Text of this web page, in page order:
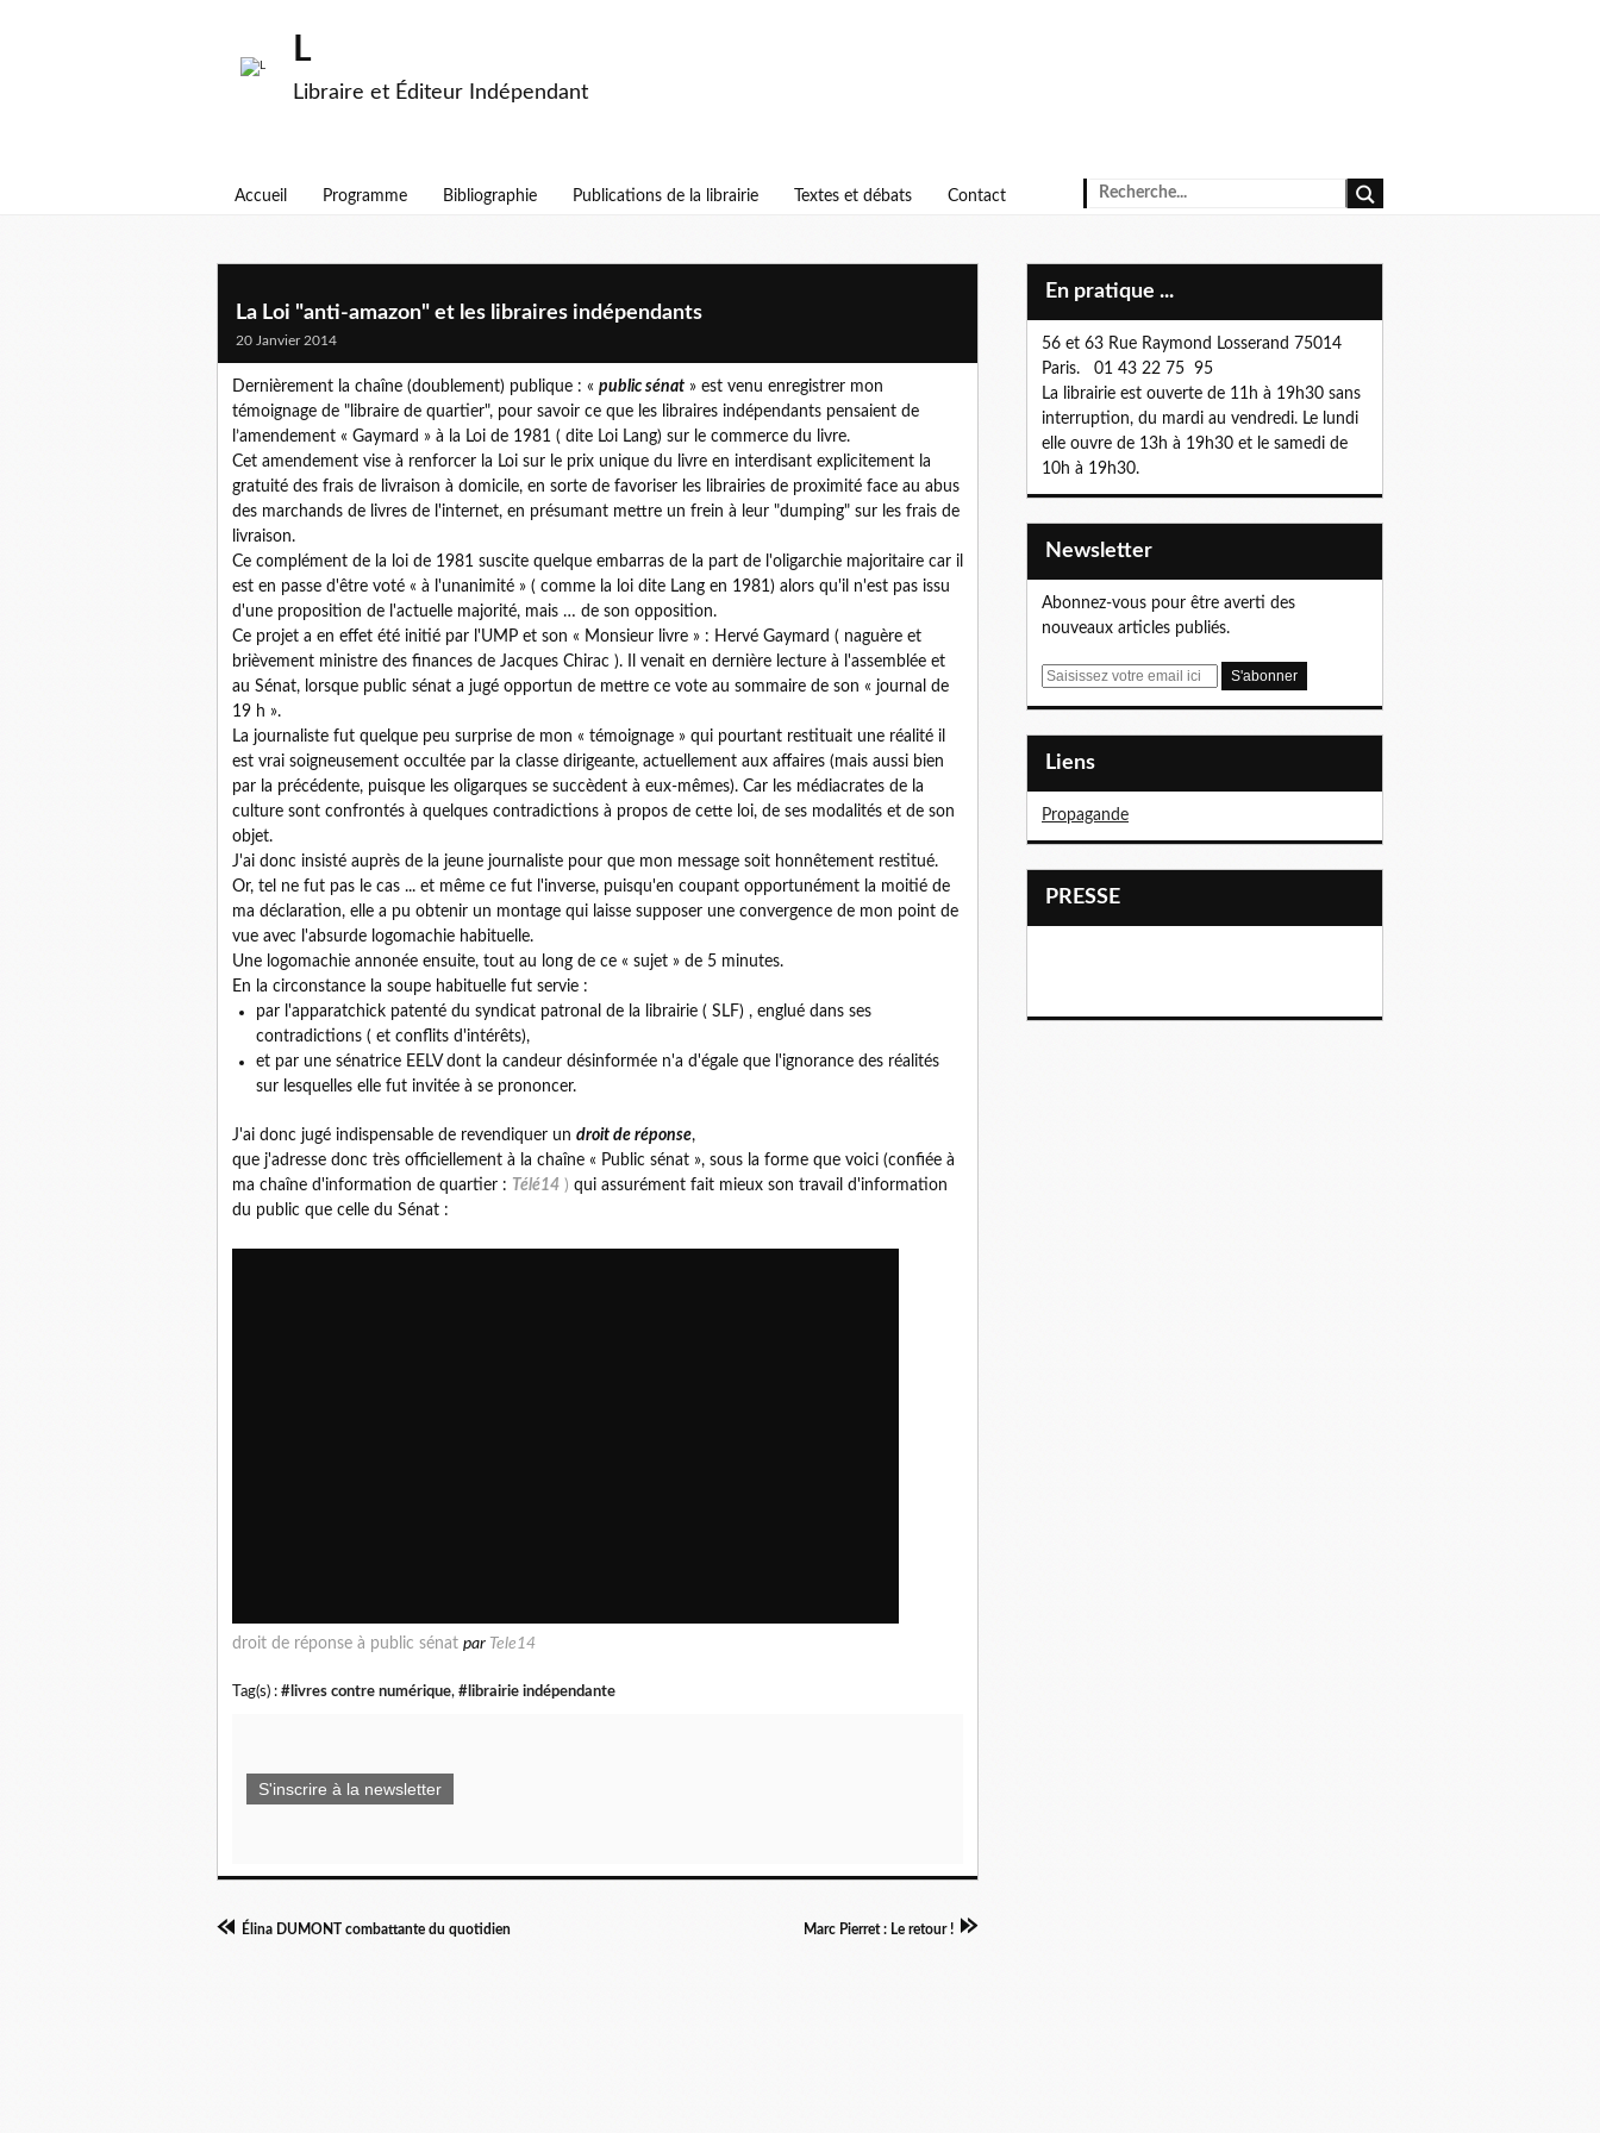
L
Libraire et Éditeur Indépendant
Accueil Programme Bibliographie Publications de la librairie Textes et débats Contact
La Loi "anti-amazon" et les libraires indépendants
20 Janvier 2014
Dernièrement la chaîne (doublement) publique : « public sénat » est venu enregistrer mon
témoignage de "libraire de quartier", pour savoir ce que les libraires indépendants pensaient de
l’amendement « Gaymard » à la Loi de 1981 ( dite Loi Lang) sur le commerce du livre.
Cet amendement vise à renforcer la Loi sur le prix unique du livre en interdisant explicitement la
gratuité des frais de livraison à domicile, en sorte de favoriser les librairies de proximité face au abus
des marchands de livres de l'internet, en présumant mettre un frein à leur "dumping" sur les frais de
livraison.
Ce complément de la loi de 1981 suscite quelque embarras de la part de l'oligarchie majoritaire car il
est en passe d'être voté « à l'unanimité » ( comme la loi dite Lang en 1981) alors qu'il n'est pas issu
d'une proposition de l'actuelle majorité, mais … de son opposition.
Ce projet a en effet été initié par l'UMP et son « Monsieur livre » : Hervé Gaymard ( naguère et
brièvement ministre des finances de Jacques Chirac ). Il venait en dernière lecture à l'assemblée et
au Sénat, lorsque public sénat a jugé opportun de mettre ce vote au sommaire de son « journal de
19 h ».
La journaliste fut quelque peu surprise de mon « témoignage » qui pourtant restituait une réalité il
est vrai soigneusement occultée par la classe dirigeante, actuellement aux affaires (mais aussi bien
par la précédente, puisque les oligarques se succèdent à eux-mêmes). Car les médiacrates de la
culture sont confrontés à quelques contradictions à propos de cette loi, de ses modalités et de son
objet.
J'ai donc insisté auprès de la jeune journaliste pour que mon message soit honnêtement restitué.
Or, tel ne fut pas le cas ... et même ce fut l'inverse, puisqu'en coupant opportunément la moitié de
ma déclaration, elle a pu obtenir un montage qui laisse supposer une convergence de mon point de
vue avec l'absurde logomachie habituelle.
Une logomachie annonée ensuite, tout au long de ce « sujet » de 5 minutes.
En la circonstance la soupe habituelle fut servie :
par l'apparatchick patenté du syndicat patronal de la librairie ( SLF) , englué dans ses
contradictions ( et conflits d'intérêts),
et par une sénatrice EELV dont la candeur désinformée n'a d'égale que l'ignorance des réalités
sur lesquelles elle fut invitée à se prononcer.
J'ai donc jugé indispensable de revendiquer un droit de réponse,
que j'adresse donc très officiellement à la chaîne « Public sénat », sous la forme que voici (confiée à
ma chaîne d'information de quartier : Télé14 ) qui assurément fait mieux son travail d'information
du public que celle du Sénat :
droit de réponse à public sénat par Tele14
Tag(s) : #livres contre numérique, #librairie indépendante
S'inscrire à la newsletter
Élina DUMONT combattante du quotidien Marc Pierret : Le retour !
En pratique ...
56 et 63 Rue Raymond Losserand 75014
Paris. 01 43 22 75 95
La librairie est ouverte de 11h à 19h30 sans
interruption, du mardi au vendredi. Le lundi
elle ouvre de 13h à 19h30 et le samedi de
10h à 19h30.
Newsletter
Abonnez-vous pour être averti des
nouveaux articles publiés.
E
Liens
Propagande
PRESSE